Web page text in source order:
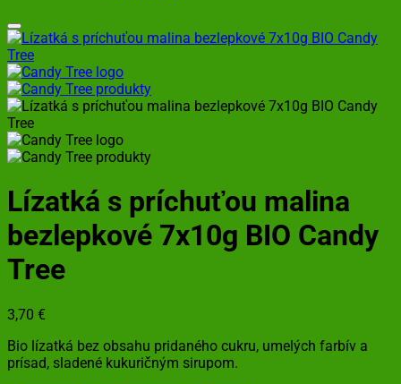
Lízatká s príchuťou malina
bezlepkové 7x10g BIO Candy
Tree
3,70 €
Bio lízatká bez obsahu pridaného cukru, umelých farbív a
prísad, sladené kukuričným sirupom.